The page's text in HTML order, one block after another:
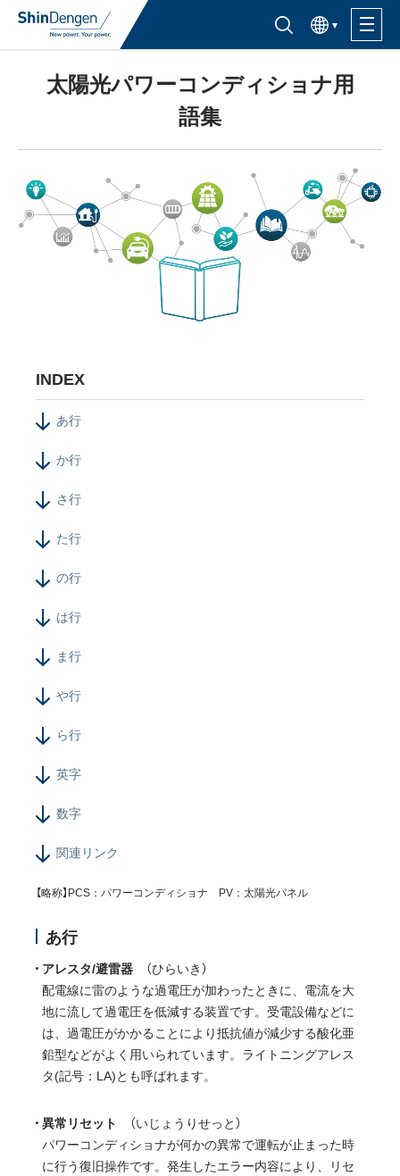
半導体製品検索はこちら
한국어
製品ラインナップ
サポート・サービス
購入窓口
IR情報
採用情報
ニュース
イベント
お問い合わせ
太陽光パワーコンディショナ用
語集
INDEX
あ行
か行
さ行
た行
の行
は行
ま行
や行
ら行
英字
数字
関連リンク
【略称】PCS：パワーコンディショナ PV：太陽光パネル
あ行
アレスタ/避雷器 （ひらいき）
配電線に雷のような過電圧が加わったときに、電流を大
地に流して過電圧を低減する装置です。受電設備などに
は、過電圧がかかることにより抵抗値が減少する酸化亜
鉛型などがよく用いられています。ライトニングアレス
タ(記号：LA)とも呼ばれます。
異常リセット （いじょうりせっと）
パワーコンディショナが何かの異常で運転が止まった時
に行う復旧操作です。発生したエラー内容により、リセ